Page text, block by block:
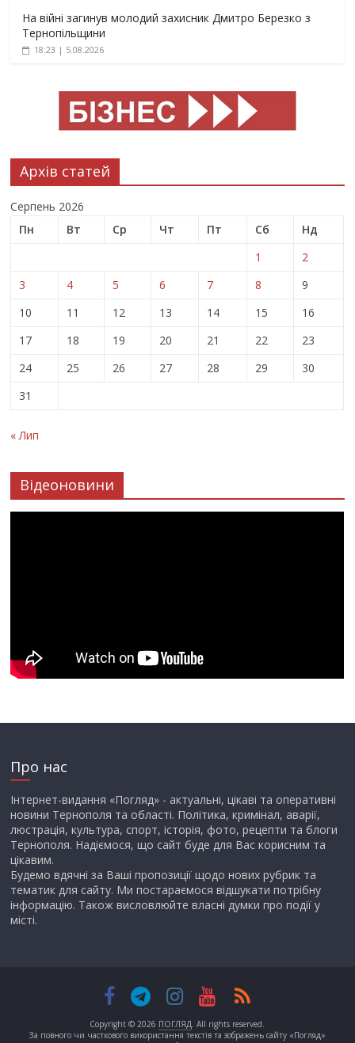
На війні загинув молодий захисник Дмитро Березко з
Тернопільщини
18:23 | 5.08.2026
Архів статей
Серпень 2026
Пн
Вт Ср Чт Пт Сб
Нд
1
2
3
4 5 6 7 8
9
10
11 12 13 14 15
16
17
18 19 20 21 22
23
24
25 26 27 28 29
30
31
« Лип
Відеоновини
Про нас
Інтернет-видання «Погляд» - актуальні, цікаві та оперативні
новини Тернополя та області. Політика, кримінал, аварії,
люстрація, культура, спорт, історія, фото, рецепти та блоги
Тернополя. Надіємося, що сайт буде для Вас корисним та
цікавим.
Будемо вдячні за Ваші пропозиції щодо нових рубрик та
тематик для сайту. Ми постараємося відшукати потрібну
інформацію. Також висловлюйте власні думки про події у
місті.
Copyright © 2026 ПОГЛЯД. All rights reserved.
За повного чи часткового використання текстів та зображень сайту «Погляд»